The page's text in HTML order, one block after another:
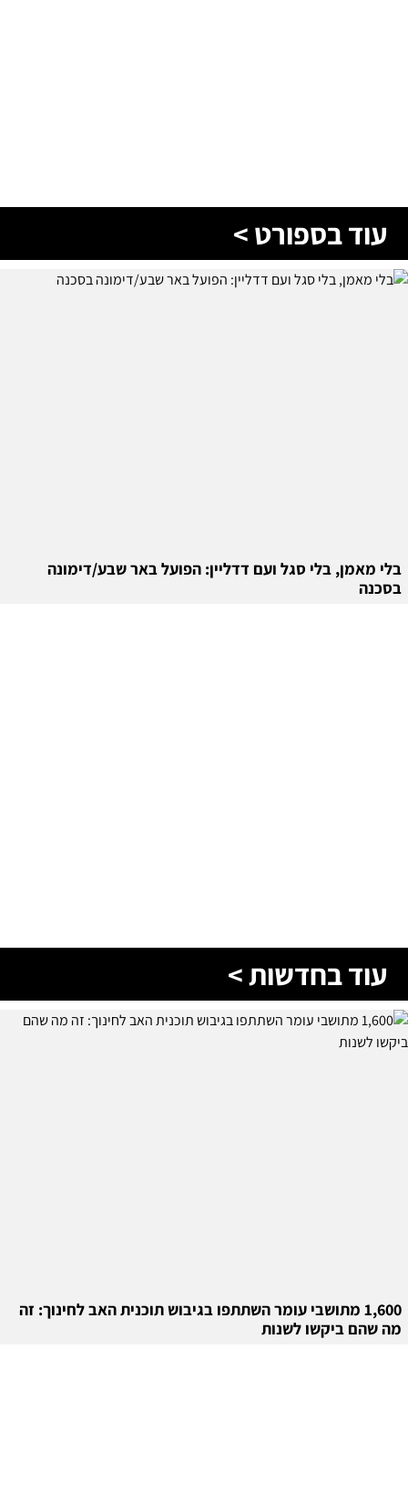
עוד בספורט >
בלי מאמן, בלי סגל ועם דדליין: הפועל באר שבע/דימונה
בסכנה
עוד בחדשות >
1,600 מתושבי עומר השתתפו בגיבוש תוכנית האב לחינוך: זה
מה שהם ביקשו לשנות